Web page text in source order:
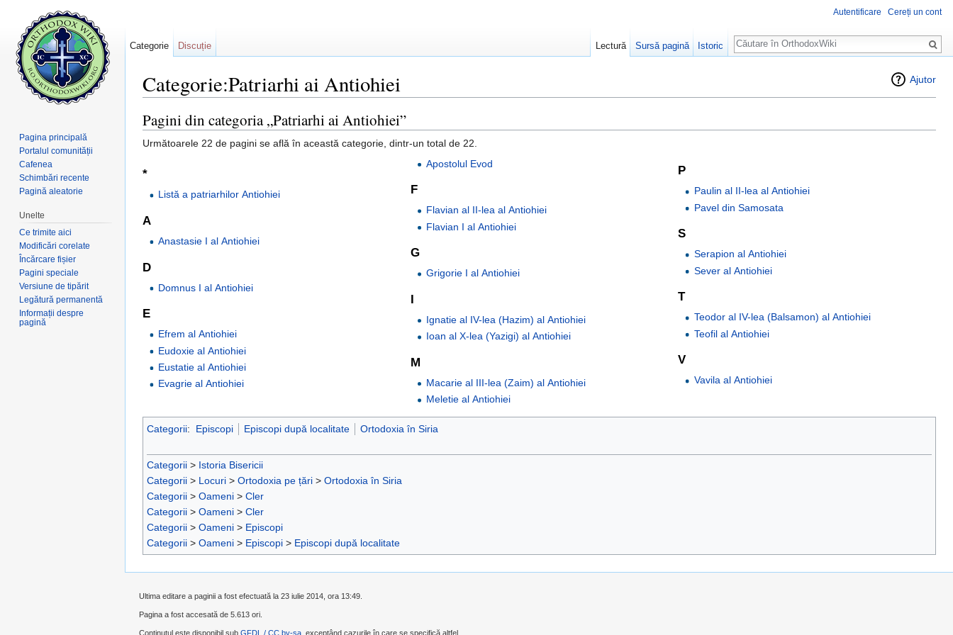
Ajutor
Categorie:Patriarhi ai Antiohiei
Pagini din categoria „Patriarhi ai Antiohiei”
Următoarele 22 de pagini se află în această categorie, dintr-un total de 22.
*
Listă a patriarhilor Antiohiei
A
Anastasie I al Antiohiei
D
Domnus I al Antiohiei
E
Efrem al Antiohiei
Eudoxie al Antiohiei
Eustatie al Antiohiei
Evagrie al Antiohiei
Apostolul Evod
F
Flavian al II-lea al Antiohiei
Flavian I al Antiohiei
G
Grigorie I al Antiohiei
I
Ignatie al IV-lea (Hazim) al Antiohiei
Ioan al X-lea (Yazigi) al Antiohiei
M
Macarie al III-lea (Zaim) al Antiohiei
Meletie al Antiohiei
P
Paulin al II-lea al Antiohiei
Pavel din Samosata
S
Serapion al Antiohiei
Sever al Antiohiei
T
Teodor al IV-lea (Balsamon) al Antiohiei
Teofil al Antiohiei
V
Vavila al Antiohiei
Categorii: Episcopi Episcopi după localitate Ortodoxia în Siria
Categorii > Istoria Bisericii
Categorii > Locuri > Ortodoxia pe țări > Ortodoxia în Siria
Categorii > Oameni > Cler
Categorii > Oameni > Cler
Categorii > Oameni > Episcopi
Categorii > Oameni > Episcopi > Episcopi după localitate
Autentificare Cereți un cont
Categorie Discuție Lectură Sursă pagină Istoric
Căutare
Pagina principală
Portalul comunității
Cafenea
Schimbări recente
Pagină aleatorie
Unelte
Ce trimite aici
Modificări corelate
Încărcare fișier
Pagini speciale
Versiune de tipărit
Legătură permanentă
Informații despre
pagină
Ultima editare a paginii a fost efectuată la 23 iulie 2014, ora 13:49.
Pagina a fost accesată de 5.613 ori.
Conținutul este disponibil sub GFDL / CC by-sa , exceptând cazurile în care se specifică altfel.